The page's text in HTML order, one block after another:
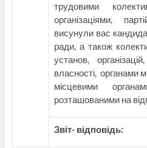
трудовими
організаціями,
висунули вас
ради, а також
установ,
власності, органами
місцевими
розташованими на
Звіт- відповідь: